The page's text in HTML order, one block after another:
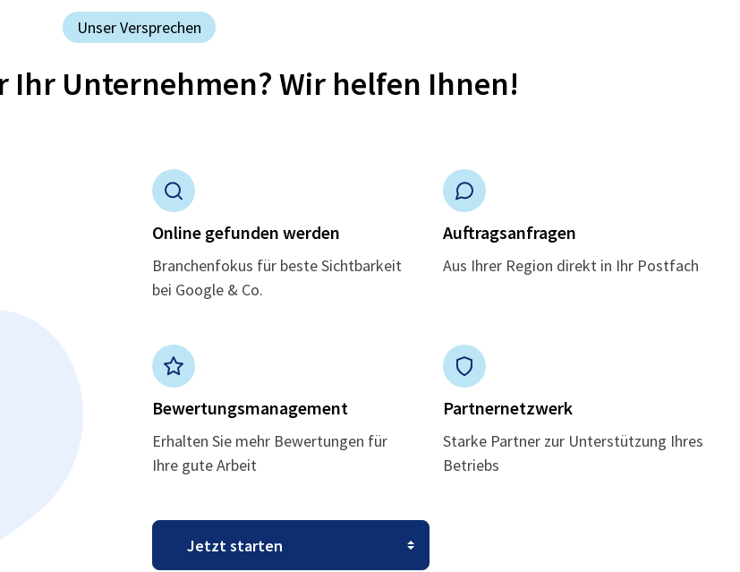
Unser Versprechen
Ihr Unternehmen? Wir helfen Ihnen!
Online gefunden werden
Branchenfokus für beste Sichtbarkeit
bei Google & Co.
Auftragsanfragen
Aus Ihrer Region direkt in Ihr Postfach
Bewertungsmanagement
Erhalten Sie mehr Bewertungen für
Ihre gute Arbeit
Partnernetzwerk
Starke Partner zur Unterstützung Ihres
Betriebs